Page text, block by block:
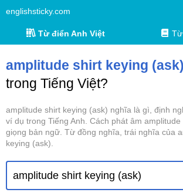
englishsticky.com
Từ điển Anh Việt
amplitude shirt keying (ask)
trong Tiếng Việt?
amplitude shirt keying (ask) nghĩa là gì, định
ví dụ trong Tiếng Anh. Cách phát âm
giọng bản ngữ. Từ đồng nghĩa, trái nghĩa của
keying (ask).